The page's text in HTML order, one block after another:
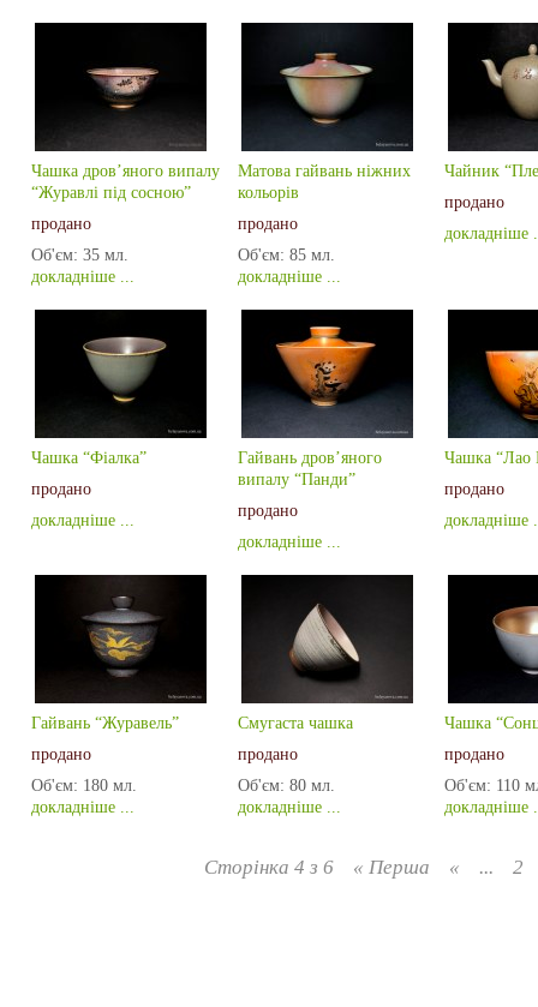
Чашка дров’яного випалу
“Журавлі під сосною”
продано
Об'єм: 35 мл.
докладніше ...
Матова гайвань ніжних
кольорів
продано
Об'єм: 85 мл.
докладніше ...
Чайник
продано
докладніше
Чашка “Фіалка”
продано
докладніше ...
Гайвань дров’яного
випалу “Панди”
продано
докладніше ...
Чашка “Лао
продано
докладніше
Гайвань “Журавель”
продано
Об'єм: 180 мл.
докладніше ...
Смугаста чашка
продано
Об'єм: 80 мл.
докладніше ...
Чашка
продано
Об'єм: 110
докладніше
Сторінка 4 з 6 « Перша « ... 2